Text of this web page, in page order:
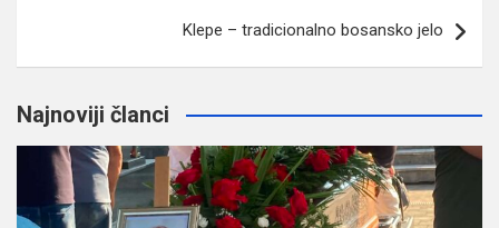
Klepe – tradicionalno bosansko jelo
Najnoviji članci